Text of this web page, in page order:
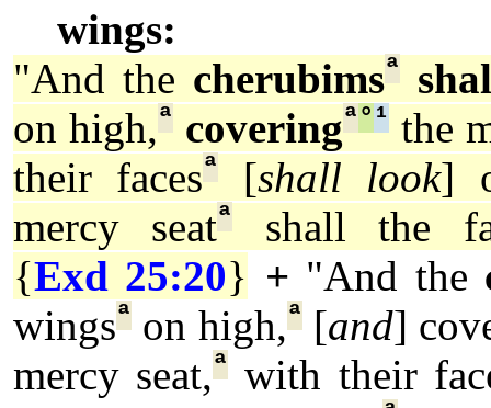
wings:
"And the cherubimsª
on high,ª coveringª° ¹ the
their facesª [shall look]
mercy seatª
shall the
{Exd 25:20} + "And the
wingsª on high,ª[and]
mercy seat,ª
with their